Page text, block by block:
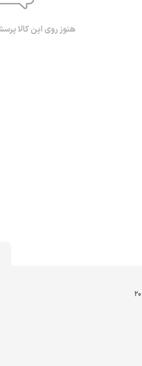
هنوز روی این کالا